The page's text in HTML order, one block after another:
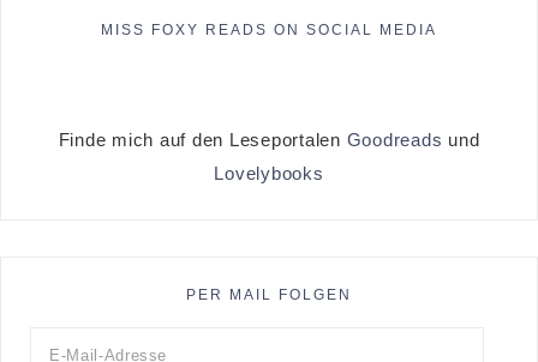
MISS FOXY READS ON SOCIAL MEDIA
Finde mich auf den Leseportalen Goodreads und
Lovelybooks
PER MAIL FOLGEN